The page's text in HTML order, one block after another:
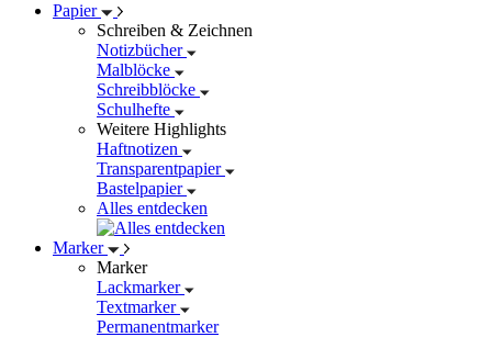
Papier
Schreiben & Zeichnen
Notizbücher
Malblöcke
Schreibblöcke
Schulhefte
Weitere Highlights
Haftnotizen
Transparentpapier
Bastelpapier
Alles entdecken
Marker
Marker
Lackmarker
Textmarker
Permanentmarker